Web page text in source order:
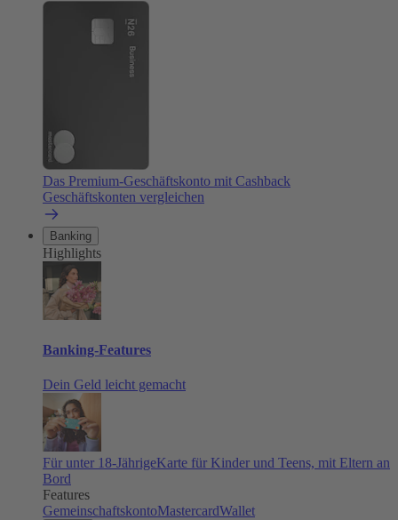
Das Premium-Geschäftskonto mit Cashback
Geschäftskonten vergleichen
Banking
Highlights
Banking-Features
Dein Geld leicht gemacht
Für unter 18-JährigeKarte für Kinder und Teens, mit Eltern an
Bord
Features
GemeinschaftskontoMastercardWallet